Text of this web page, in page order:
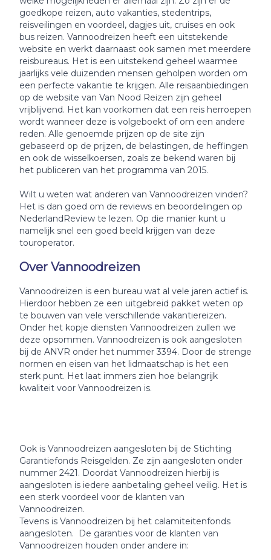
goedkope reizen, auto vakanties, stedentrips,
reisveilingen en voordeel, dagjes uit, cruises en ook
bus reizen. Vannoodreizen heeft een uitstekende
website en werkt daarnaast ook samen met meerdere
reisbureaus. Het is een uitstekend geheel waarmee
jaarlijks vele duizenden mensen geholpen worden om
een perfecte vakantie te krijgen. Alle reisaanbiedingen
op de website van Van Nood Reizen zijn geheel
vrijblijvend. Het kan voorkomen dat een reis herroepen
wordt wanneer deze is volgeboekt of om een andere
reden. Alle genoemde prijzen op de site zijn
gebaseerd op de prijzen, de belastingen, de heffingen
en ook de wisselkoersen, zoals ze bekend waren bij
het publiceren van het programma van 2015.
Wilt u weten wat anderen van Vannoodreizen vinden?
Het is dan goed om de reviews en beoordelingen op
NederlandReview te lezen. Op die manier kunt u
namelijk snel een goed beeld krijgen van deze
touroperator.
Over Vannoodreizen
Vannoodreizen is een bureau wat al vele jaren actief is.
Hierdoor hebben ze een uitgebreid pakket weten op
te bouwen van vele verschillende vakantiereizen.
Onder het kopje diensten Vannoodreizen zullen we
deze opsommen. Vannoodreizen is ook aangesloten
bij de ANVR onder het nummer 3394. Door de strenge
normen en eisen van het lidmaatschap is het een
sterk punt. Het laat immers zien hoe belangrijk
kwaliteit voor Vannoodreizen is.
Ook is Vannoodreizen aangesloten bij de Stichting
Garantiefonds Reisgelden. Ze zijn aangesloten onder
nummer 2421. Doordat Vannoodreizen hierbij is
aangesloten is iedere aanbetaling geheel veilig. Het is
een sterk voordeel voor de klanten van
Vannoodreizen.
Tevens is Vannoodreizen bij het calamiteitenfonds
aangesloten. De garanties voor de klanten van
Vannoodreizen houden onder andere in: